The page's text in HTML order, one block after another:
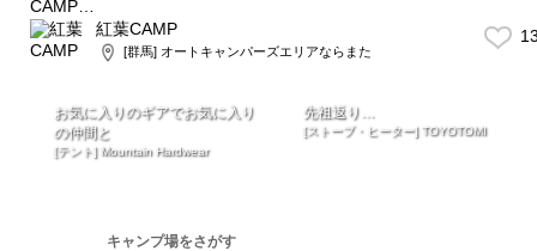
紅葉CAMP
[群馬] オートキャンパーズエリアならまた
お気に入りのギアでお気に入り
の仲間と
[テント] Mountain Hardwear
先祖返り…
[ストーブ・ヒーター] TOYOTOMI
キャンプ場をさがす